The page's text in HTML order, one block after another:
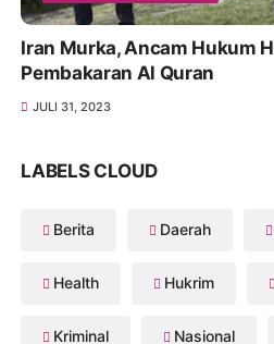
Iran Murka, Ancam Hukum
Pembakaran Al Quran
JULI 31, 2023
LABELS CLOUD
Berita Daerah
Health Hukrim
Kriminal Nasional